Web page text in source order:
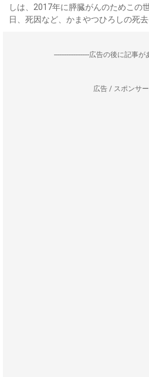
しは、2017年に膵臓がんのためこの
日、死因など、かまやつひろしの死
--------------------広告の後に記事が
広告 / スポンサ